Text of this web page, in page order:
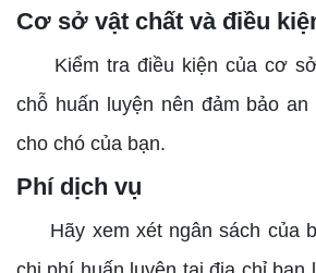
Cơ sở vật chất và điều
Kiểm tra điều kiện của cơ sở
chỗ huấn luyện nên đảm bảo
cho chó của bạn.
Phí dịch vụ
Hãy xem xét ngân sách của